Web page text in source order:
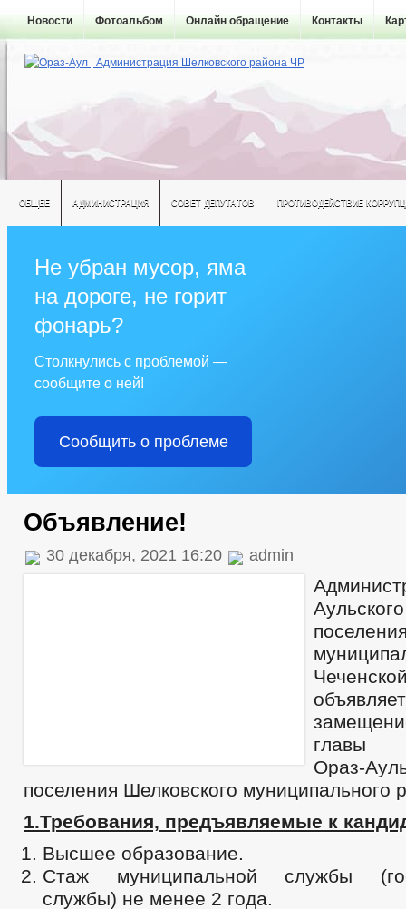
Новости Фотоальбом Онлайн обращение Контакты
ОБЩЕЕ АДМИНИСТРАЦИЯ СОВЕТ ДЕПУТАТОВ ПРОТИВОДЕЙСТВИЕ
Не убран мусор, яма
на дороге, не горит
фонарь?
Столкнулись с проблемой —
сообщите о ней!
Сообщить о проблеме
Объявление!
30 декабря, 2021 16:20 admin
главы
Ораз-
поселения Шелковского муниципального
1.Требования, предъявляемые к
Высшее образование.
Стаж муниципальной службы
службы) не менее 2 года.